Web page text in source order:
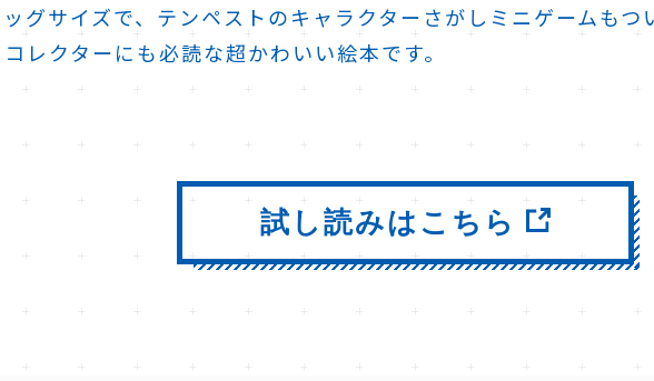
グサイズで、テンペストのキャラクターさがしミニゲームもつ
レクターにも必読な超かわいい絵本です。
試し読みはこちら